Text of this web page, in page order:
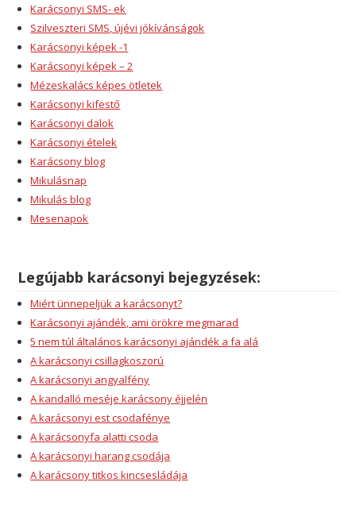
Karácsonyi SMS- ek
Szilveszteri SMS, újévi jókívánságok
Karácsonyi képek -1
Karácsonyi képek – 2
Mézeskalács képes ötletek
Karácsonyi kifestő
Karácsonyi dalok
Karácsonyi ételek
Karácsony blog
Mikulásnap
Mikulás blog
Mesenapok
Legújabb karácsonyi bejegyzések:
Miért ünnepeljük a karácsonyt?
Karácsonyi ajándék, ami örökre megmarad
5 nem túl általános karácsonyi ajándék a fa alá
A karácsonyi csillagkoszorú
A karácsonyi angyalfény
A kandalló meséje karácsony éjjelén
A karácsonyi est csodafénye
A karácsonyfa alatti csoda
A karácsonyi harang csodája
A karácsony titkos kincsesládája